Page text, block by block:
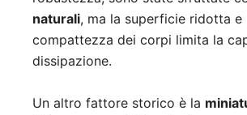
naturali, ma la superficie ridotta e
compattezza dei corpi limita la
dissipazione.
Un altro fattore storico è la